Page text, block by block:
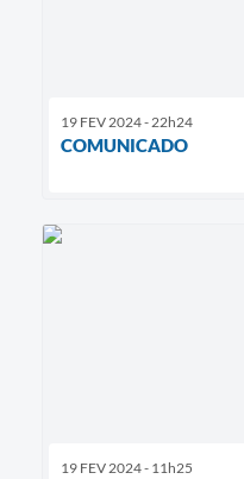
19 FEV 2024 - 22h24
COMUNICADO
19 FEV 2024 - 11h25